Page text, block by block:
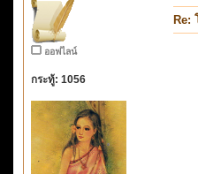
ออฟไลน์
กระทู้: 1056
Re: